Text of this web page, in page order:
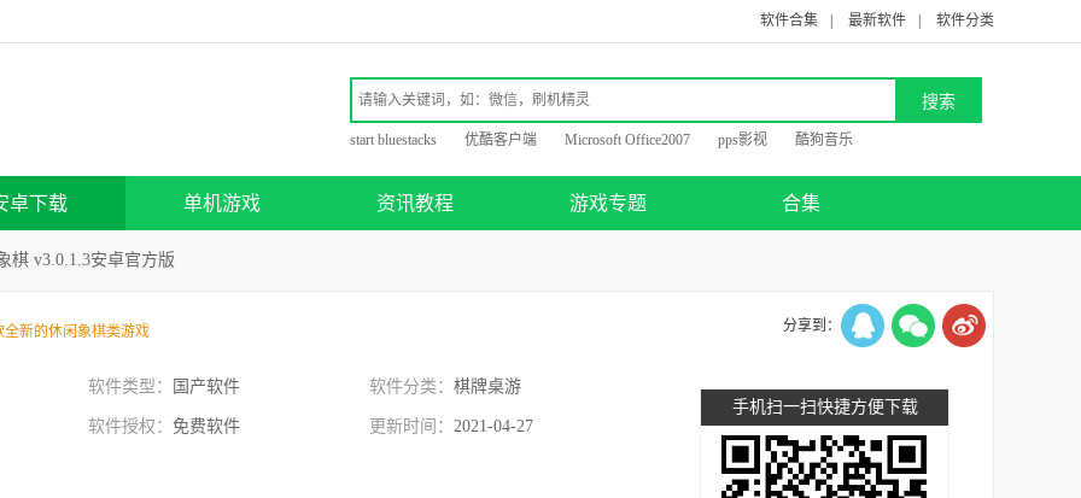
软件合集 最新软件 软件分类
start bluestacks 优酷客户端 Microsoft Office2007 pps影视 酷狗音乐
卓下载 单机游戏 资讯教程 游戏专题 合集
棋 v3.0.1.3安卓官方版
全新的休闲象棋类游戏 分享到：
软件类型： 国产软件 软件分类： 棋牌桌游
软件授权： 免费软件 更新时间： 2021-04-27
手机扫一扫快捷方便下载